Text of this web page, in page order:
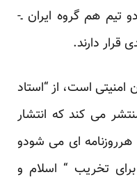
گیرد. دو تیم هم گروه ایران ـ-
قرار دارند.
امنیتی است، از “استاد
می کند که انتشار
ای می شودو
تخریب “ اسلام و